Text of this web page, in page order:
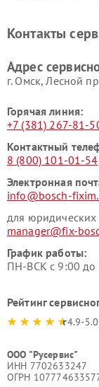
Ремонт
Контакты
Адрес
г. Омск, ​Лесной
Горячая линия:
+7 (381) 267-81-
Контактный
8 (800) 101-01-54
Электронная
info@bosch-
для юридических
manager@fix-
График работы:
ПН-ВСК с 9:00 до
Рейтинг
4.9-5.0
ООО "Русервис"
ИНН 7702633247
ОГРН